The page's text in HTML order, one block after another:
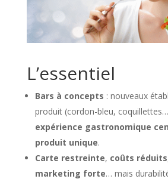
L’essentiel
Bars à concepts : nouveaux
produit (cordon-bleu,
expérience gastronomique
produit unique.
Carte restreinte, coûts réduits
marketing forte… mais